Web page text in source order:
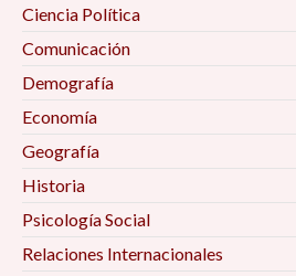
Ciencia Política
Comunicación
Demografía
Economía
Geografía
Historia
Psicología Social
Relaciones Internacionales